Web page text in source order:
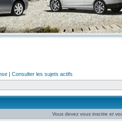
| Consulter les sujets actifs
Vous devez vous inscrire et